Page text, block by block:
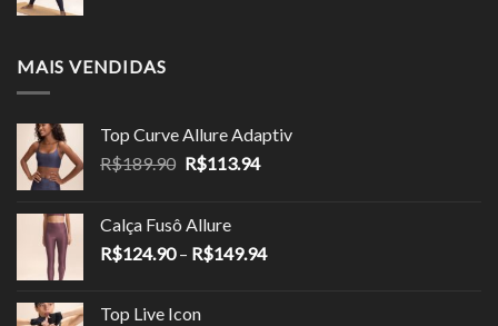
MAIS VENDIDAS
Top Curve Allure Adaptiv
R$189.90 O
era:
R$189.90.
R$113.94O
R$113.94.
Calça Fusô Allure
R$124.90 – R$149.94Faixa
Top Live Icon